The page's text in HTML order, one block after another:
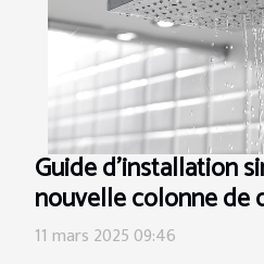
Guide d'installation
nouvelle colonne de
11 mars 2025 09:46